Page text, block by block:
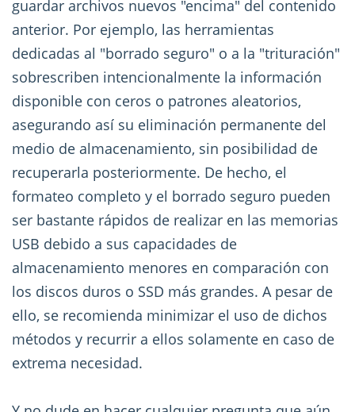
guardar archivos nuevos "encima" del contenido
anterior. Por ejemplo, las herramientas
dedicadas al "borrado seguro" o a la "trituración"
sobrescriben intencionalmente la información
disponible con ceros o patrones aleatorios,
asegurando así su eliminación permanente del
medio de almacenamiento, sin posibilidad de
recuperarla posteriormente. De hecho, el
formateo completo y el borrado seguro pueden
ser bastante rápidos de realizar en las memorias
USB debido a sus capacidades de
almacenamiento menores en comparación con
los discos duros o SSD más grandes. A pesar de
ello, se recomienda minimizar el uso de dichos
métodos y recurrir a ellos solamente en caso de
extrema necesidad.